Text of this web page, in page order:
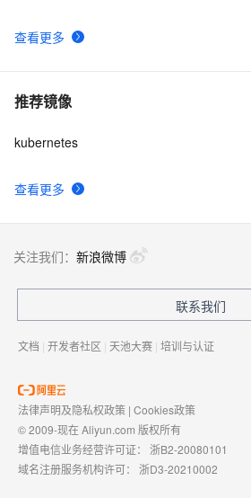
查看更多
推荐镜像
查看更多
kubernetes
关注我们： 新浪微博
联系我们
文档 | 开发者社区 | 天池大赛 | 培训与认证
法律声明及隐私权政策 | Cookies政策
© 2009-现在 Aliyun.com 版权所有
增值电信业务经营许可证： 浙B2-20080101
域名注册服务机构许可： 浙D3-20210002